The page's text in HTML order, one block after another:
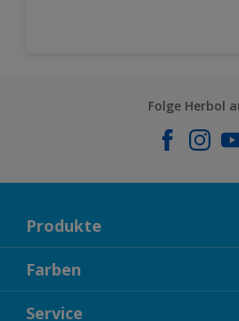
Folge Herbol
Produkte
FASSADENFARBEN
INNENFARBEN
LACKE
Farben
KOLLEKTIONEN
Service